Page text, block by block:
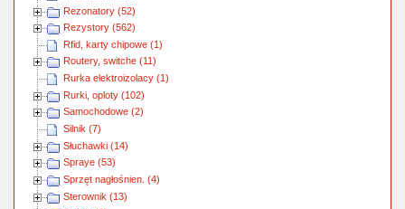
Rezonatory (52)
Rezystory (562)
Rfid, karty chipowe (1)
Routery, switche (11)
Rurka elektroizolacy (1)
Rurki, oploty (102)
Samochodowe (2)
Silnik (7)
Słuchawki (14)
Spraye (53)
Sprzęt nagłośnien. (4)
Sterownik (13)